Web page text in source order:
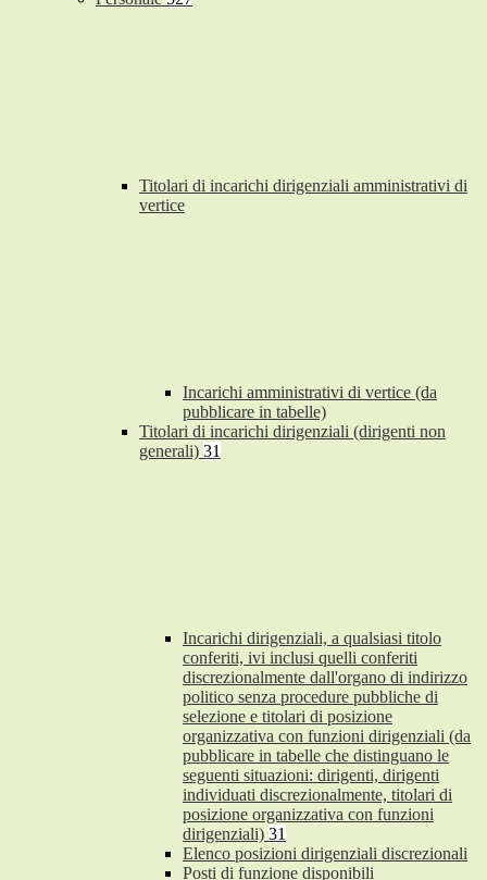
Titolari di incarichi dirigenziali amministrativi di
vertice
Incarichi amministrativi di vertice (da
pubblicare in tabelle)
Titolari di incarichi dirigenziali (dirigenti non
generali) 31
Incarichi dirigenziali, a qualsiasi titolo
conferiti, ivi inclusi quelli conferiti
discrezionalmente dall'organo di indirizzo
politico senza procedure pubbliche di
selezione e titolari di posizione
organizzativa con funzioni dirigenziali (da
pubblicare in tabelle che distinguano le
seguenti situazioni: dirigenti, dirigenti
individuati discrezionalmente, titolari di
posizione organizzativa con funzioni
dirigenziali) 31
Elenco posizioni dirigenziali discrezionali
Posti di funzione disponibili